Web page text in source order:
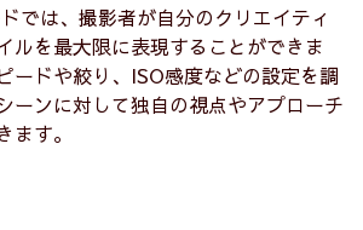
では、撮影者が自分のクリエイティ
ルを最大限に表現することができま
ードや絞り、ISO感度などの設定を調
ーンに対して独自の視点やアプローチ
ます。